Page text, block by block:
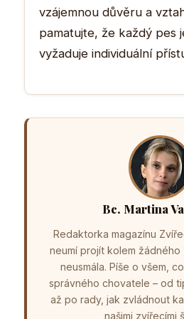
vzájemnou důvěru a
pamatujte, že každý pes
vyžaduje individuální
Bc. Martina
Redaktorka magazínu
neumí projít kolem
neusmála. Píše o všem,
správného chovatele – od
až po rady, jak zvládnout
našimi zvířecími